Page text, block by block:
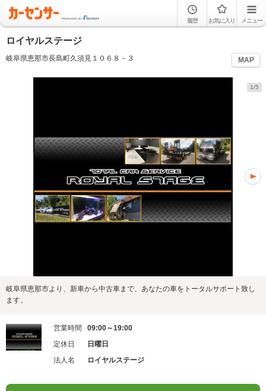
履歴 お気に入り メニュー
ロイヤルステージ
岐阜県恵那市長島町久須見１０６８－３ MAP
1/5
岐阜県恵那市より、新車から中古車まで、あなたの車をトータルサポート致し
ます。
営業時間
09:00～19:00
定休日
日曜日
法人名
ロイヤルステージ